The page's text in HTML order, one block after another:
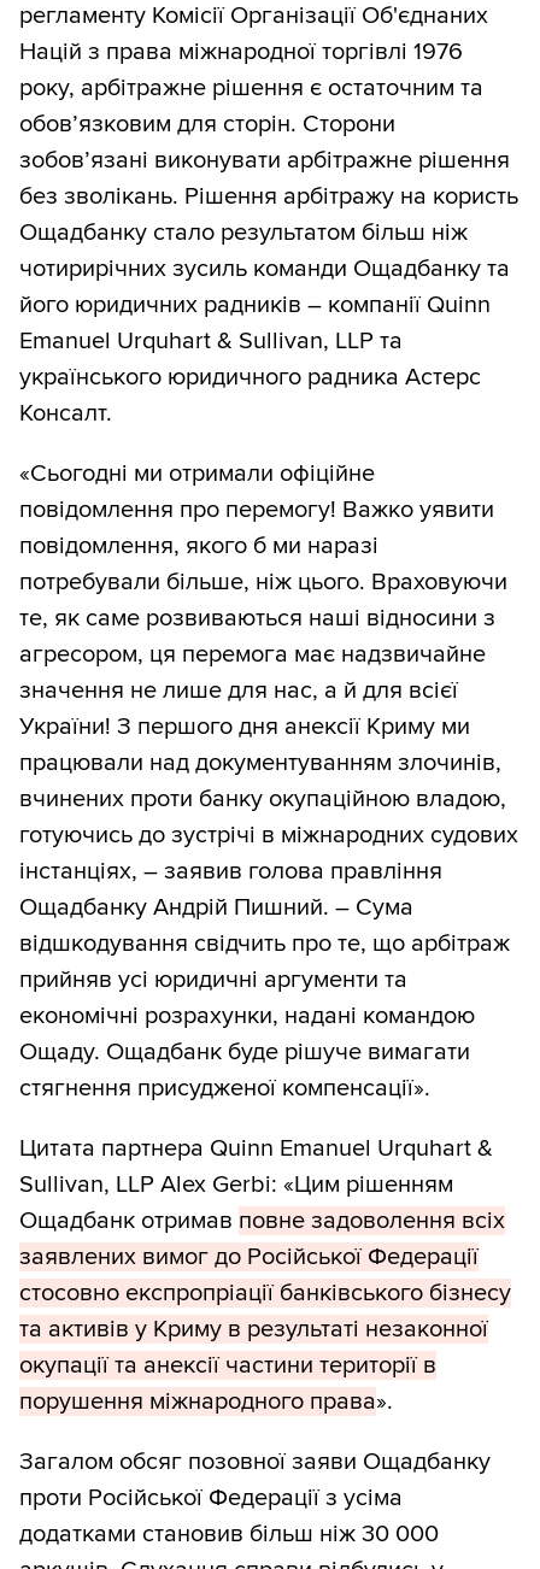
регламенту Комісії Організації Об'єднаних
Націй з права міжнародної торгівлі 1976
року, арбітражне рішення є остаточним та
обов’язковим для сторін. Сторони
зобов’язані виконувати арбітражне рішення
без зволікань. Рішення арбітражу на користь
Ощадбанку стало результатом більш ніж
чотирирічних зусиль команди Ощадбанку та
його юридичних радників – компанії Quinn
Emanuel Urquhart & Sullivan, LLP та
українського юридичного радника Астерс
Консалт.
«Сьогодні ми отримали офіційне
повідомлення про перемогу! Важко уявити
повідомлення, якого б ми наразі
потребували більше, ніж цього. Враховуючи
те, як саме розвиваються наші відносини з
агресором, ця перемога має надзвичайне
значення не лише для нас, а й для всієї
України! З першого дня анексії Криму ми
працювали над документуванням злочинів,
вчинених проти банку окупаційною владою,
готуючись до зустрічі в міжнародних судових
інстанціях, – заявив голова правління
Ощадбанку Андрій Пишний. – Сума
відшкодування свідчить про те, що арбітраж
прийняв усі юридичні аргументи та
економічні розрахунки, надані командою
Ощаду. Ощадбанк буде рішуче вимагати
стягнення присудженої компенсації».
Цитата партнера Quinn Emanuel Urquhart &
Sullivan, LLP Alex Gerbi: «Цим рішенням
Ощадбанк отримав повне задоволення всіх
заявлених вимог до Російської Федерації
стосовно експропріації банківського бізнесу
та активів у Криму в результаті незаконної
окупації та анексії частини території в
порушення міжнародного права».
Загалом обсяг позовної заяви Ощадбанку
проти Російської Федерації з усіма
додатками становив більш ніж 30 000